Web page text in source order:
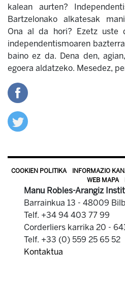
kalean aurten?
Bartzelonako alkatesak
Ona al da hori? Ezetz uste
independentismoaren
baino ez da. Dena den,
egoera aldatzeko. Mesedez,
COOKIEN POLITIKA INFORMAZIO
WEB MAPA
Manu Robles-Arangiz
Barrainkua 13 - 48009
Telf. +34 94 403 77 99
Corderliers karrika 20 -
Telf. +33 (0) 559 25 65 52
Kontaktua